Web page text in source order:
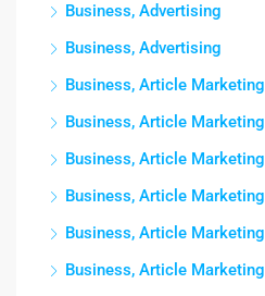
Business, Advertising
Business, Advertising
Business, Article Marketing
Business, Article Marketing
Business, Article Marketing
Business, Article Marketing
Business, Article Marketing
Business, Article Marketing